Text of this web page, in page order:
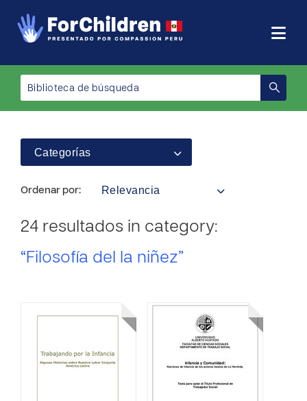
Categorías
Ordenar por: Relevancia
24 resultados in category:
“Filosofía del la niñez”